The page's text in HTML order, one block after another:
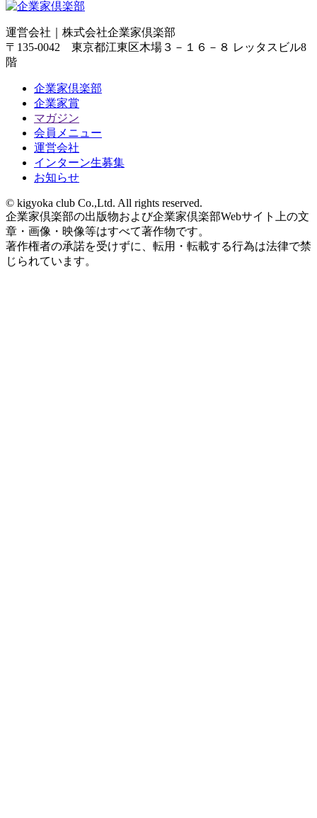
運営会社｜ 株式会社企業家倶楽部
〒135-0042 東京都江東区木場３－１６－８ レッタスビル8
階
企業家倶楽部
企業家賞
マガジン
会員メニュー
運営会社
インターン生募集
お知らせ
© kigyoka club Co.,Ltd. All rights reserved.
企業家倶楽部の出版物および企業家倶楽部Webサイト上の文
章・画像・映像等はすべて著作物です。
著作権者の承諾を受けずに、転用・転載する行為は法律で禁
じられています。